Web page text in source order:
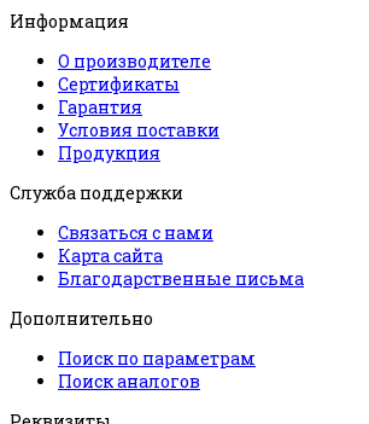
Информация
О производителе
Сертификаты
Гарантия
Условия поставки
Продукция
Служба поддержки
Связаться с нами
Карта сайта
Благодарственные письма
Дополнительно
Поиск по параметрам
Поиск аналогов